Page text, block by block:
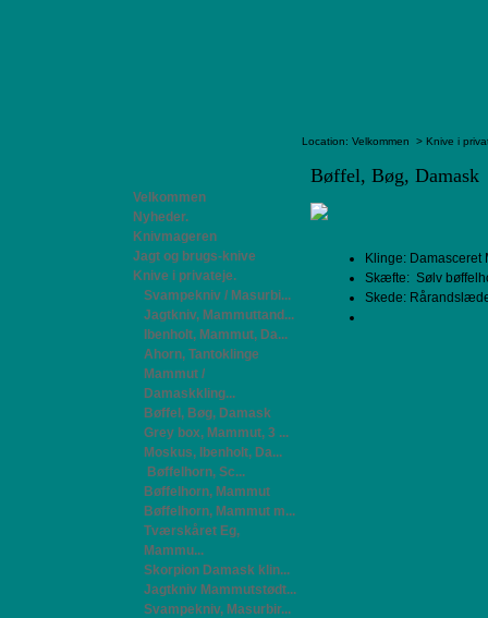
Location: Velkommen > Knive i
Velkommen
Nyheder.
Knivmageren
Jagt og brugs-knive
Knive i privateje.
Svampekniv / Masurbi...
Jagtkniv, Mammuttand...
Ibenholt, Mammut, Da...
Ahorn, Tantoklinge
Mammut /
Damaskkling...
Bøffel, Bøg, Damask
Grey box, Mammut, 3 ...
Moskus, Ibenholt, Da...
Bøffelhorn, Sc...
Bøffelhorn, Mammut
Bøffelhorn, Mammut m...
Tværskåret Eg,
Mammu...
Skorpion Damask klin...
Jagtkniv Mammutstødt...
Svampekniv, Masurbir...
Bøffel, Bøg, Damask
Klinge: Damasceret
Skæfte: Sølv
Skede: